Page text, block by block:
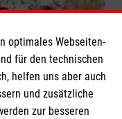
optimales Webseiten-
für den technischen
helfen uns aber auch
und zusätzliche
zur besseren